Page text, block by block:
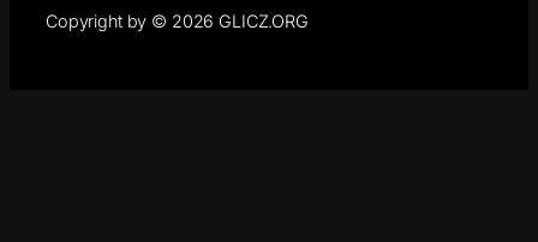
Copyright by © 2026 GLICZ.ORG